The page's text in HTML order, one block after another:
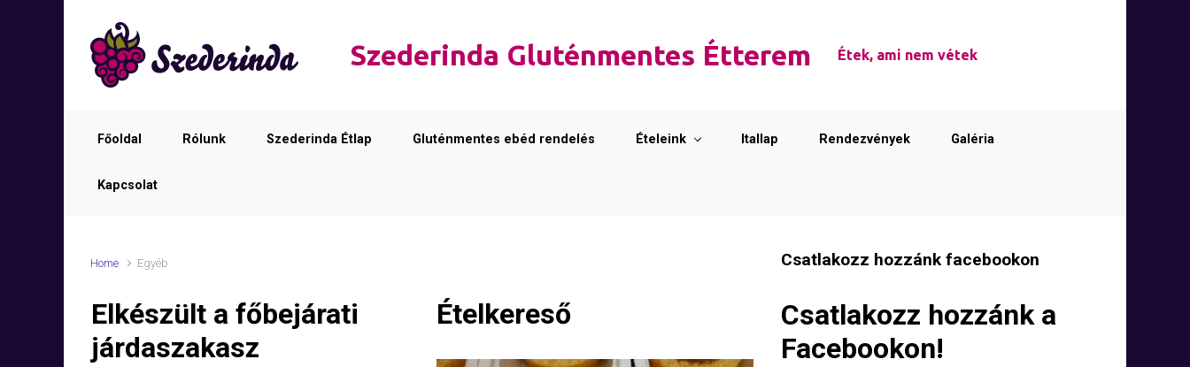
Szederinda Gluténmentes Étterem Étek, ami nem vétek
Főoldal Rólunk Szederinda Étlap Gluténmentes ebéd rendelés Ételeink Itallap Rendezvények Galéria
Kapcsolat
Home Egyéb
Elkészült a főbejárati
járdaszakasz
Ételkereső
Csatlakozz hozzánk facebookon
Csatlakozz hozzánk a
Facebookon!